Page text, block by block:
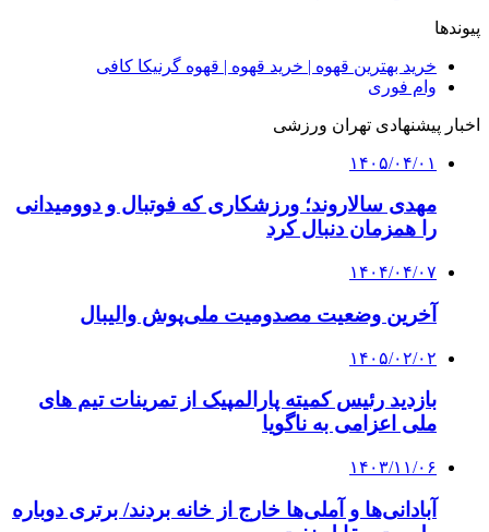
پیوندها
خرید بهترین قهوه | خرید قهوه | قهوه گرنیکا کافی
وام فوری
اخبار پیشنهادی تهران ورزشی
۱۴۰۵/۰۴/۰۱
مهدی سالاروند؛ ورزشکاری که فوتبال و دوومیدانی
را همزمان دنبال کرد
۱۴۰۴/۰۴/۰۷
آخرین وضعیت مصدومیت ملی‌پوش والیبال
۱۴۰۵/۰۲/۰۲
بازدید رئیس کمیته پارالمپیک از تمرینات تیم های
ملی اعزامی به ناگویا
۱۴۰۳/۱۱/۰۶
آبادانی‌ها و آملی‌ها خارج از خانه بردند/ برتری دوباره